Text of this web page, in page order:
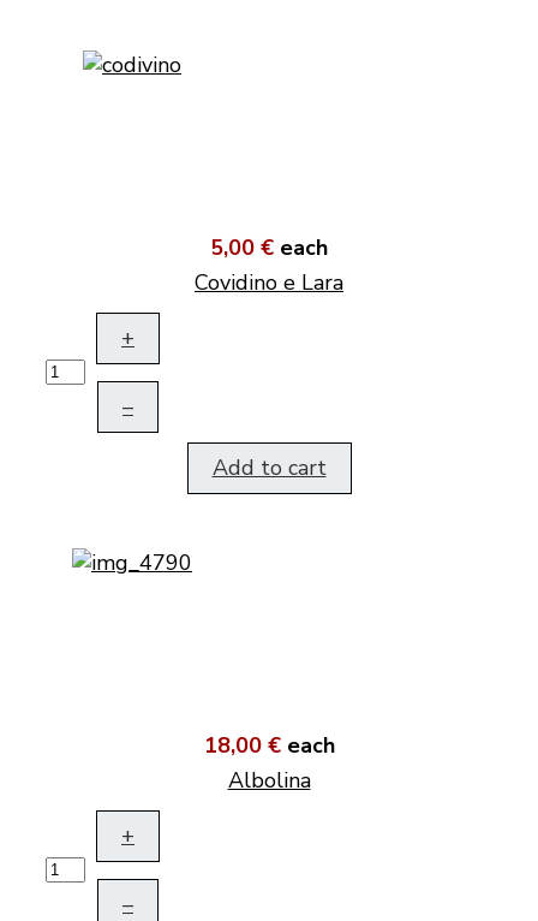
5,00 € each
Covidino e Lara
+
–
Add to cart
18,00 € each
Albolina
+
–